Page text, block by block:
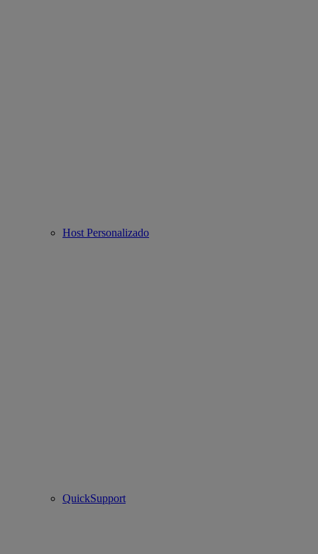
Host Personalizado
QuickSupport